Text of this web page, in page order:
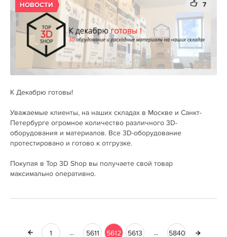
НОВОСТИ 7
К Декабрю готовы!
Уважаемые клиенты, на наших складах в Москве и Санкт-
Петербурге огромное количество различного 3D-
оборудования и материалов. Все 3D-оборудование
протестировано и готово к отгрузке.
Покупая в Top 3D Shop вы получаете свой товар
максимально оперативно.
1 ... 5611 5612 5613 ... 5840